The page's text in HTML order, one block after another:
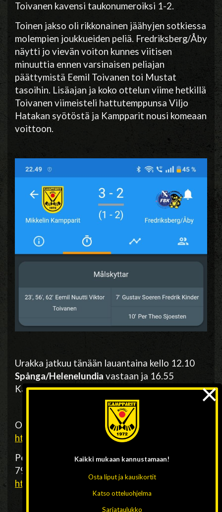
Toivanen kavensi taukonumeroiksi 1-2.
Toinen jakso oli rikkonainen jäähyjen sotkiessa
molempien joukkueiden peliä. Fredriksberg/Åby
näytti jo vievän voiton kunnes viitisen
minuuttia ennen varsinaisen peliajan
päättymistä Eemil Toivanen toi Mustat
tasoihin. Lisäajan ja koko ottelun viime hetkillä
Toivanen viimeisteli hattutemppunsa Viljo
Hatakan syötöstä ja Kampparit nousi komeaan
voittoon.
Urakka jatkuu tänään lauantaina kello 12.10
Spånga/Helenelundia vastaan ja 16.55
Kampparit kohtaa norjalaisenSolberg SK:n
Otteluiden liveseurantaosoitteessa
https://bandygrytan.se/
Pelit nähtävissä myös maksullisina (SEK
79/peli)
https://www.bandyplay.se/
Kaikki mukaan kannustamaan!
Osta liput ja kausikortit
Katso otteluohjelma
Sarjataulukko
×